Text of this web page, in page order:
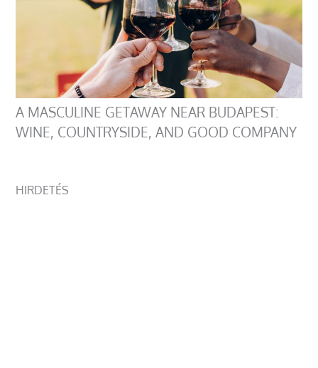
A MASCULINE GETAWAY NEAR BUDAPEST:
WINE, COUNTRYSIDE, AND GOOD COMPANY
HIRDETÉS